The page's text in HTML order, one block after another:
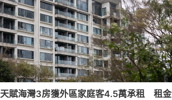
天賦海灣3房獲外區家庭客4.5萬承租 租金